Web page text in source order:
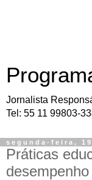
Jornalista
Tel: 55 11 99803-
segunda-feira,
Práticas